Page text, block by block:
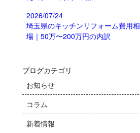
2026/07/24
埼玉県のキッチンリフォーム費用相
場｜50万〜200万円の内訳
ブログカテゴリ
お知らせ
コラム
新着情報